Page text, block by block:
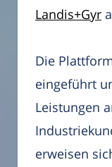
Landis+Gyr
Die
eingeführt
Leistungen
erweisen